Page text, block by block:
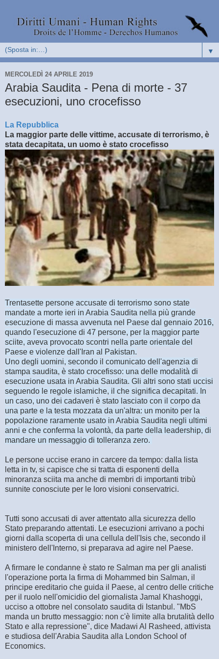
▼
MERCOLEDÌ 24 APRILE 2019
Arabia Saudita - Pena di morte - 37
esecuzioni, uno crocefisso
La Repubblica
La maggior parte delle vittime, accusate di terrorismo, è
stata decapitata, un uomo è stato crocefisso
Trentasette persone accusate di terrorismo sono state
mandate a morte ieri in Arabia Saudita nella più grande
esecuzione di massa avvenuta nel Paese dal gennaio 2016,
quando l'esecuzione di 47 persone, per la maggior parte
sciite, aveva provocato scontri nella parte orientale del
Paese e violenze dall'Iran al Pakistan.
Uno degli uomini, secondo il comunicato dell'agenzia di
stampa saudita, è stato crocefisso: una delle modalità di
esecuzione usata in Arabia Saudita. Gli altri sono stati uccisi
seguendo le regole islamiche, il che significa decapitati. In
un caso, uno dei cadaveri è stato lasciato con il corpo da
una parte e la testa mozzata da un'altra: un monito per la
popolazione raramente usato in Arabia Saudita negli ultimi
anni e che conferma la volontà, da parte della leadership, di
mandare un messaggio di tolleranza zero.
Le persone uccise erano in carcere da tempo: dalla lista
letta in tv, si capisce che si tratta di esponenti della
minoranza sciita ma anche di membri di importanti tribù
sunnite conosciute per le loro visioni conservatrici.
Tutti sono accusati di aver attentato alla sicurezza dello
Stato preparando attentati. Le esecuzioni arrivano a pochi
giorni dalla scoperta di una cellula dell'Isis che, secondo il
ministero dell'Interno, si preparava ad agire nel Paese.
A firmare le condanne è stato re Salman ma per gli analisti
l'operazione porta la firma di Mohammed bin Salman, il
principe ereditario che guida il Paese, al centro delle critiche
per il ruolo nell'omicidio del giornalista Jamal Khashoggi,
ucciso a ottobre nel consolato saudita di Istanbul. "MbS
manda un brutto messaggio: non c'è limite alla brutalità dello
Stato e alla repressione", dice Madawi Al Rasheed, attivista
e studiosa dell'Arabia Saudita alla London School of
Economics.